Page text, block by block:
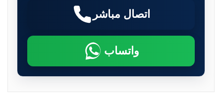
اتصال مباشر
واتساب